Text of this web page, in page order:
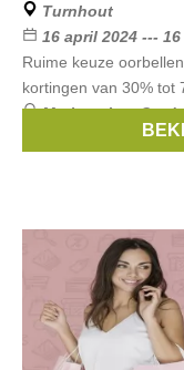
Turnhout
16 april 2024 ---
Ruime keuze
kortingen van 30% tot
Merken:Les